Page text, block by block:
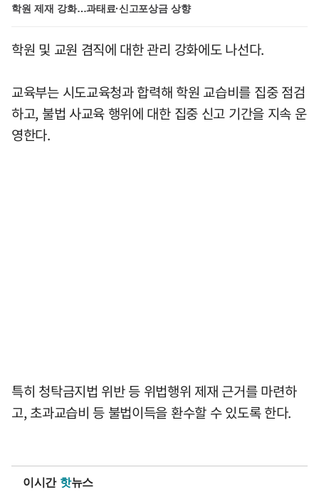
학원 제재 강화…과태료·신고포상금 상향
학원 및 교원 겸직에 대한 관리 강화에도 나선다.
교육부는 시도교육청과 합력해 학원 교습비를 집중 점검
하고, 불법 사교육 행위에 대한 집중 신고 기간을 지속 운
영한다.
특히 청탁금지법 위반 등 위법행위 제재 근거를 마련하
고, 초과교습비 등 불법이득을 환수할 수 있도록 한다.
이시간 핫뉴스